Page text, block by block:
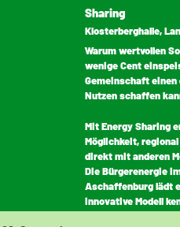
Sharing
Klosterberghalle,
Warum wertvollen
wenige Cent
Gemeinschaft einen
Nutzen schaffen
Mit Energy Sharing
Möglichkeit,
direkt mit anderen
Die Bürgerenergie
Aschaffenburg lädt
innovative Modell